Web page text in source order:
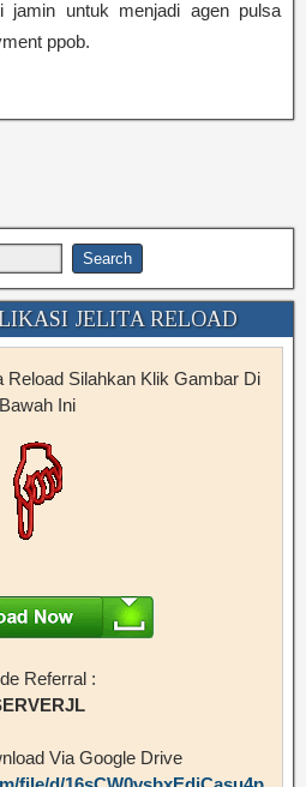
jamin untuk menjadi agen pulsa
ppob.
JELITA RELOAD
Reload Silahkan Klik Gambar Di
Bawah Ini
Referral :
Via Google Drive